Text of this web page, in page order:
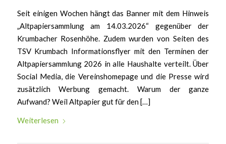
Seit einigen Wochen hängt das Banner mit dem Hinweis
„Altpapiersammlung am 14.03.2026“ gegenüber der
Krumbacher Rosenhöhe. Zudem wurden von Seiten des
TSV Krumbach Informationsflyer mit den Terminen der
Altpapiersammlung 2026 in alle Haushalte verteilt. Über
Social Media, die Vereinshomepage und die Presse wird
zusätzlich Werbung gemacht. Warum der ganze
Aufwand? Weil Altpapier gut für den […]
Weiterlesen